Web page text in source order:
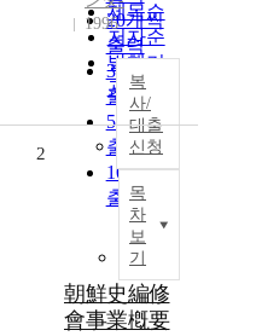
제목순
저자순
발행기
관순
20개씩
출력
30개씩
출력
50개씩
출력
100개씩
출력
1996
복
사/
대출
신청
목
차
보
기
2
朝鮮史編修
會事業槪要